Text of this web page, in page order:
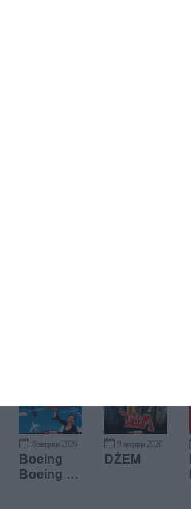
8 sierpnia 2026
Boeing
Boeing -
9 sierpnia 2026
DŻEM